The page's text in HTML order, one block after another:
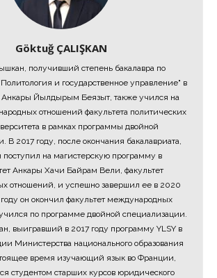
Göktuğ ÇALIŞKAN
получивший степень бакалавра по
и государственное управление" в
Анкары Йылдырым Беязыт, также учился на
отношений факультета политических
в рамках программы двойной
В 2017 году, после окончания бакалавриата,
на магистерскую программу в
Анкары Хачи Байрам Вели, факультет
отношений, и успешно завершил ее в 2020
он окончил факультет международных
по программе двойной специализации.
выигравший в 2017 году программу YLSY в
Министерства национального образования
время изучающий язык во Франции,
студентом старших курсов юридического